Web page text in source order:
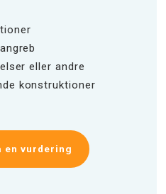
eller andre
konstruktioner
en vurdering